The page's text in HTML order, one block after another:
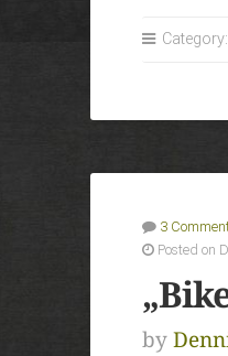
Category:
3
Posted on
by